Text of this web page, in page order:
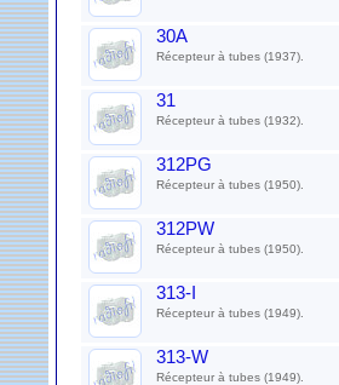
30A
Récepteur à tubes (1937).
31
Récepteur à tubes (1932).
312PG
Récepteur à tubes (1950).
312PW
Récepteur à tubes (1950).
313-I
Récepteur à tubes (1949).
313-W
Récepteur à tubes (1949).